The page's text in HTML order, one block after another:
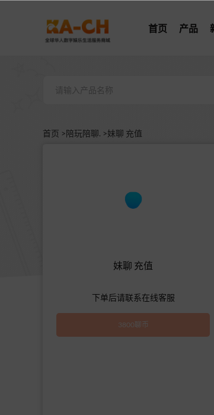
首页 产品
首页 >陪玩陪聊. >妹聊 充值
妹聊 充值
下单后请联系在线客服
3800聊币